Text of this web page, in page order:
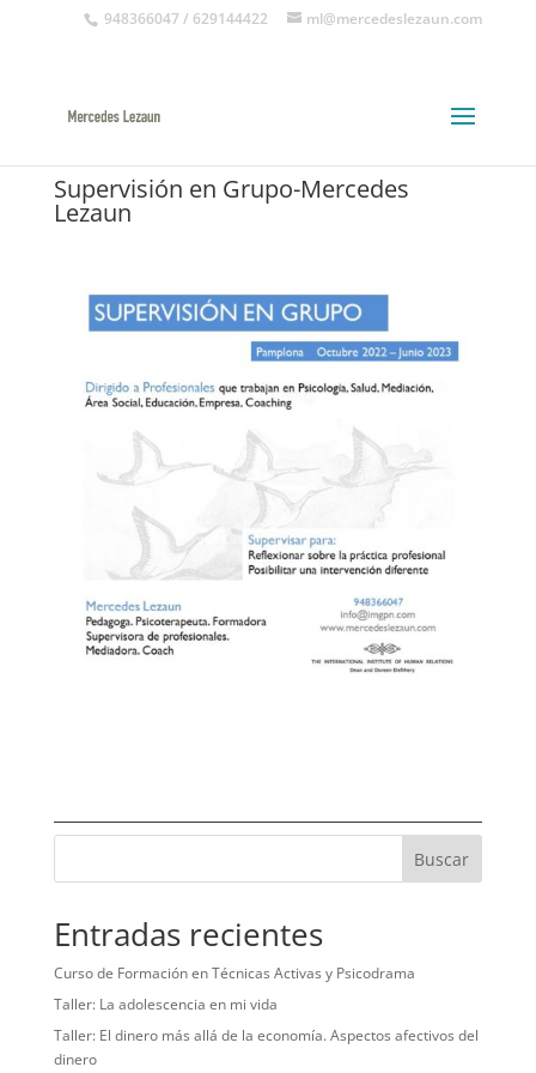
948366047 / 629144422 ml@mercedeslezaun.com
Supervisión en Grupo-Mercedes
Lezaun
Buscar
Entradas recientes
Curso de Formación en Técnicas Activas y Psicodrama
Taller: La adolescencia en mi vida
Taller: El dinero más allá de la economía. Aspectos afectivos del
dinero